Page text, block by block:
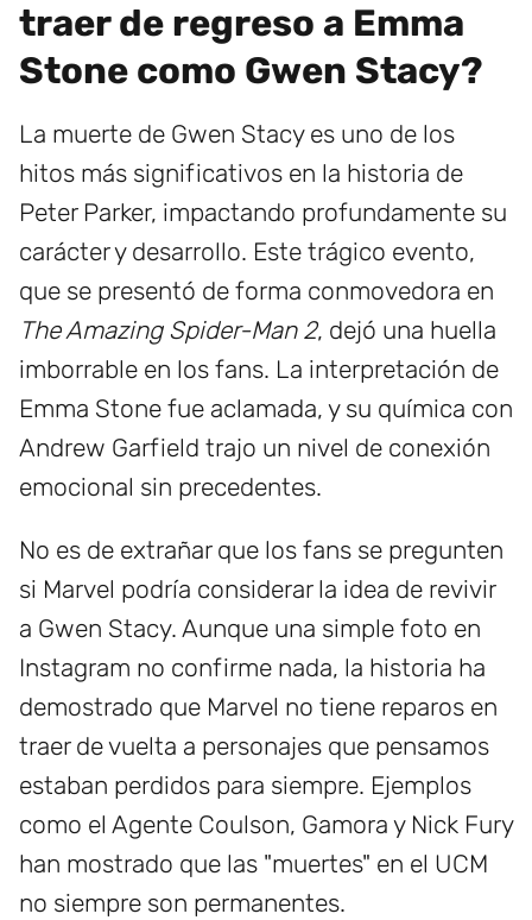
traer de regreso a Emma
Stone como Gwen Stacy?
La muerte de Gwen Stacy es uno de los
hitos más significativos en la historia de
Peter Parker, impactando profundamente su
carácter y desarrollo. Este trágico evento,
que se presentó de forma conmovedora en
The Amazing Spider-Man 2, dejó una huella
imborrable en los fans. La interpretación de
Emma Stone fue aclamada, y su química con
Andrew Garfield trajo un nivel de conexión
emocional sin precedentes.
No es de extrañar que los fans se pregunten
si Marvel podría considerar la idea de revivir
a Gwen Stacy. Aunque una simple foto en
Instagram no confirme nada, la historia ha
demostrado que Marvel no tiene reparos en
traer de vuelta a personajes que pensamos
estaban perdidos para siempre. Ejemplos
como el Agente Coulson, Gamora y Nick Fury
han mostrado que las "muertes" en el UCM
no siempre son permanentes.